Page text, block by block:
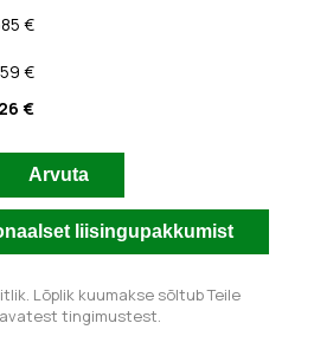
€
€
€
Lõplik kuumakse sõltub Teile
tingimustest.